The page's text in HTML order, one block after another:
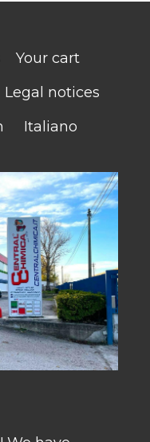
Your cart
Legal notices
Italiano